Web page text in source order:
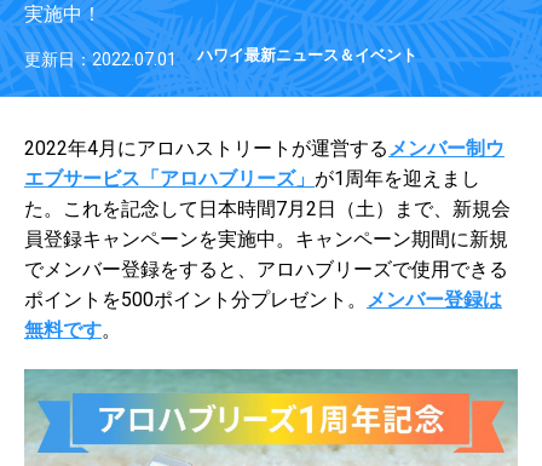
実施中！
更新日：2022.07.01 ハワイ最新ニュース＆イベント
2022年4月にアロハストリートが運営するメンバー制ウ
エブサービス「アロハブリーズ」 が1周年を迎えまし
た。これを記念して日本時間7月2日（土）まで、新規会
員登録キャンペーンを実施中。キャンペーン期間に新規
でメンバー登録をすると、アロハブリーズで使用できる
ポイントを500ポイント分プレゼント。 メンバー登録は
無料です。